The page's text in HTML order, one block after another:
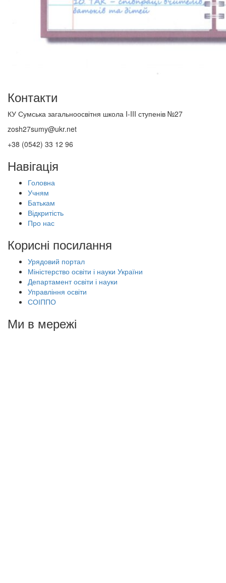
Контакти
КУ Сумська загальноосвітня школа I-III ступенів №27
zosh27sumy@ukr.net
+38 (0542) 33 12 96
Навігація
Головна
Учням
Батькам
Відкритість
Про нас
Корисні посилання
Урядовий портал
Міністерство освіти і науки України
Департамент освіти і науки
Управління освіти
СОІППО
Ми в мережі